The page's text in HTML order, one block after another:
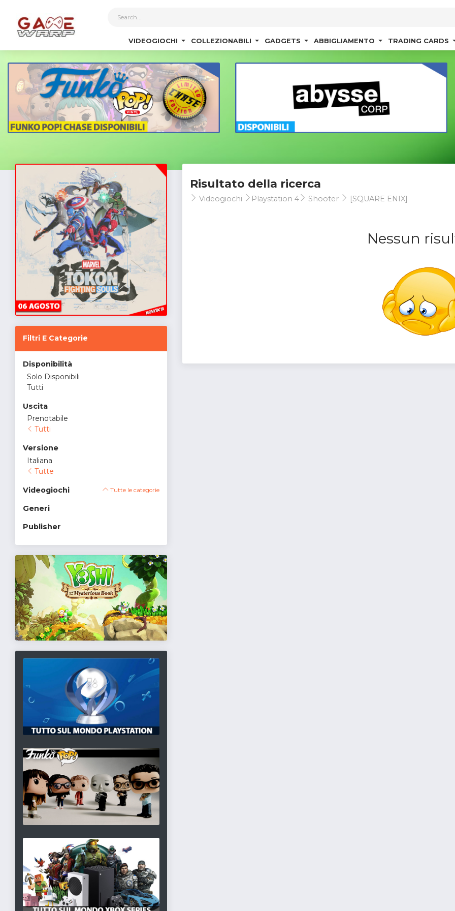
VIDEOGIOCHI COLLEZIONABILI GADGETS ABBIGLIAMENTO TRADING CARDS
Filtri E Categorie
Disponibilità
Solo Disponibili
Tutti
Uscita
Prenotabile
Tutti
Versione
Italiana
Tutte
Videogiochi Tutte le categorie
Generi
Publisher
Risultato della ricerca
Videogiochi Playstation 4 Shooter [SQUARE ENIX]
Nessun